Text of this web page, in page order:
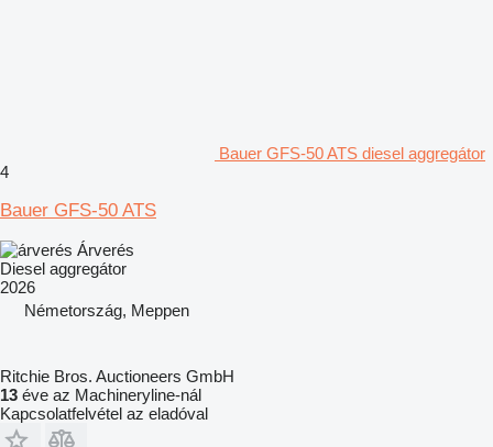
Bauer GFS-50 ATS diesel aggregátor
4
Bauer GFS-50 ATS
Árverés
Diesel aggregátor
2026
Németország, Meppen
Ritchie Bros. Auctioneers GmbH
13 éve az Machineryline-nál
Kapcsolatfelvétel az eladóval